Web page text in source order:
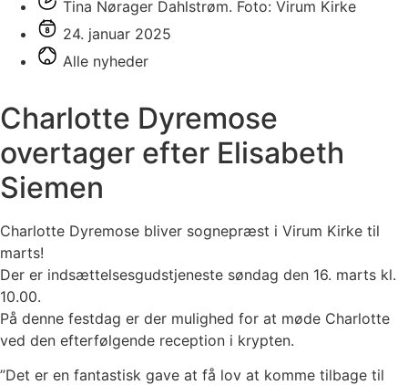
Tina Nørager Dahlstrøm. Foto: Virum Kirke
24. januar 2025
Alle nyheder
Charlotte Dyremose
overtager efter Elisabeth
Siemen
Charlotte Dyremose bliver sognepræst i Virum Kirke til
marts!
Der er indsættelsesgudstjeneste søndag den 16. marts kl.
10.00.
På denne festdag er der mulighed for at møde Charlotte
ved den efterfølgende reception i krypten.
”Det er en fantastisk gave at få lov at komme tilbage til